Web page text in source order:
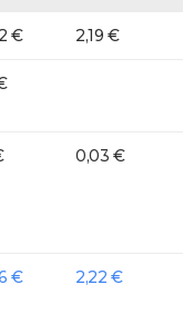
€ 2,19 €
0,03 €
€ 2,22 €